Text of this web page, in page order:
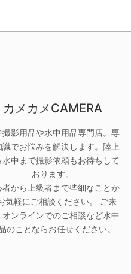
カメカメCAMERA
撮影用品や水中用品専門店。専
識でお悩みを解決します。陸上
水中まで撮影依頼もお待ちして
おります。
者から上級者まで些細なことか
気軽にご相談ください。 ご来
オンラインでのご相談など水中
のことならお任せください。